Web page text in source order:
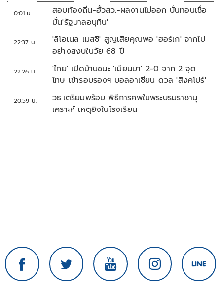
0:01 น.
สอบท้องถิ่น-ฮั้วสว.-ผลงานไม่ออก บั่นทอนเชื่อ
มั่น'รัฐบาลอนุทิน'
22:37 น.
'ลิโอเนล เมสซี' สูญเสียคุณพ่อ 'ฮอร์เก' จากไป
อย่างสงบในวัย 68 ปี
22:26 น.
'ไทย' เปิดบ้านชนะ 'เมียนมา' 2-0 จาก 2 จุด
โทษ เข้ารอบรองฯ บอลอาเซียน ดวล 'สิงคโปร์'
20:59 น.
วธ.เตรียมพร้อม พิธีการศพในพระบรมราชานุ
เคราะห์ เหตุยิงในโรงเรียน